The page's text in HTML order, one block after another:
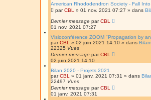
American Rhododendron Society - Fall
parCBL » 01 nov. 2021 07:27 » dans
Dernier message parCBL
01 nov. 2021 07:27
Visioconférence ZOOM "Propagation by
parCBL » 02 juin 2021 14:10 » dans
22325 Vues
Dernier message parCBL
02 juin 2021 14:10
Bilan 2020 - Projets 2021
parCBL » 01 janv. 2021 07:31 » dans
22497 Vues
Dernier message parCBL
01 janv. 2021 07:31